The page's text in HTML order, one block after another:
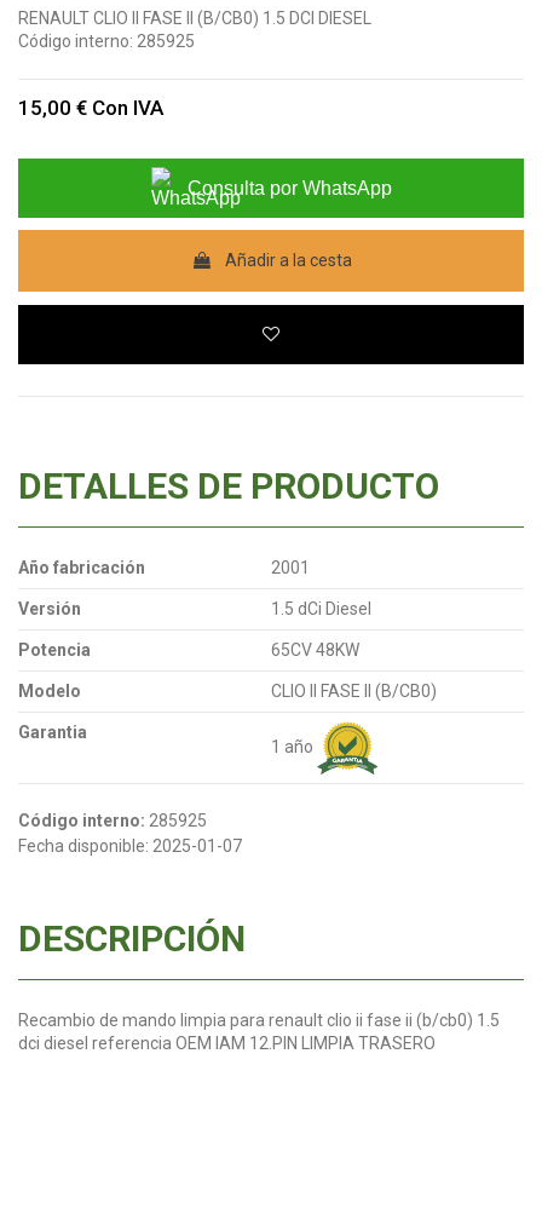
RENAULT CLIO II FASE II (B/CB0) 1.5 DCI DIESEL
Código interno: 285925
15,00 € Con IVA
Consulta por WhatsApp
Añadir a la cesta
DETALLES DE PRODUCTO
Año fabricación 2001
Versión 1.5 dCi Diesel
Potencia 65CV 48KW
Modelo CLIO II FASE II (B/CB0)
Garantia
1 año
Código interno: 285925
Fecha disponible: 2025-01-07
DESCRIPCIÓN
Recambio de mando limpia para renault clio ii fase ii (b/cb0) 1.5
dci diesel referencia OEM IAM 12.PIN LIMPIA TRASERO